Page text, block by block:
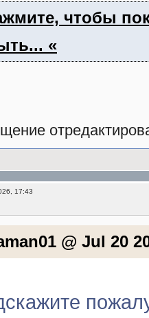
чтобы
«
17:43
@ Jul 20